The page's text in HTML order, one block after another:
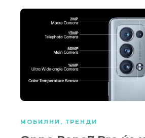
МОБИЛНИ , ТРЕНДИ